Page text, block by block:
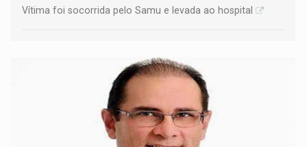
Vítima foi socorrida pelo Samu e levada ao hospital